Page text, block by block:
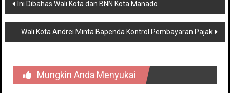
pos
Ini Dibahas Wali Kota dan BNN Kota Manado
Wali Kota Andrei Minta Bapenda Kontrol Pembayaran Pajak
Mungkin Anda Menyukai